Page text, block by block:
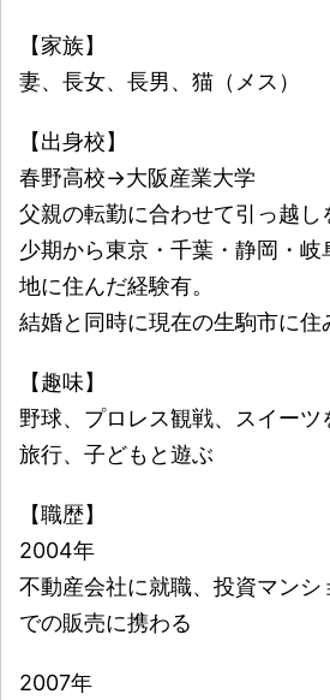
【家族】
妻、長女、長男、猫（メス）
【出身校】
春野高校→大阪産業大学
父親の転勤に合わせて引っ越し
少期から東京・千葉・静岡・岐
地に住んだ経験有。
結婚と同時に現在の生駒市に住
【趣味】
野球、プロレス観戦、スイー
旅行、子どもと遊ぶ
【職歴】
2004年
不動産会社に就職、投資マンシ
での販売に携わる
2007年